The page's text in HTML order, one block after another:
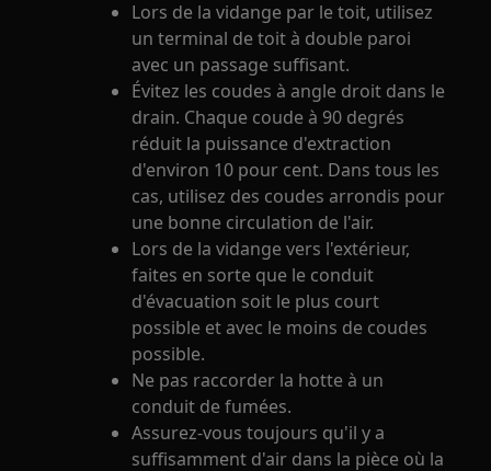
Lors de la vidange par le toit, utilisez
un terminal de toit à double paroi
avec un passage suffisant.
Évitez les coudes à angle droit dans le
drain. Chaque coude à 90 degrés
réduit la puissance d'extraction
d'environ 10 pour cent. Dans tous les
cas, utilisez des coudes arrondis pour
une bonne circulation de l'air.
Lors de la vidange vers l'extérieur,
faites en sorte que le conduit
d'évacuation soit le plus court
possible et avec le moins de coudes
possible.
Ne pas raccorder la hotte à un
conduit de fumées.
Assurez-vous toujours qu'il y a
suffisamment d'air dans la pièce où la